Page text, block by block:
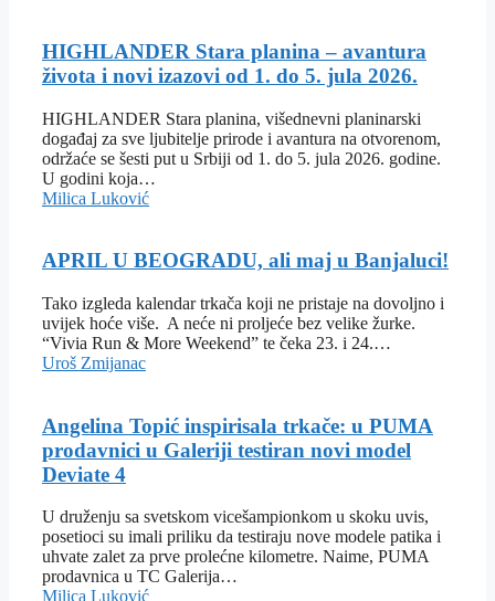
HIGHLANDER Stara planina – avantura
života i novi izazovi od 1. do 5. jula 2026.
HIGHLANDER Stara planina, višednevni planinarski
događaj za sve ljubitelje prirode i avantura na otvorenom,
održaće se šesti put u Srbiji od 1. do 5. jula 2026. godine.
U godini koja…
Milica Luković
APRIL U BEOGRADU, ali maj u Banjaluci!
Tako izgleda kalendar trkača koji ne pristaje na dovoljno i
uvijek hoće više. A neće ni proljeće bez velike žurke.
“Vivia Run & More Weekend” te čeka 23. i 24.…
Uroš Zmijanac
Angelina Topić inspirisala trkače: u PUMA
prodavnici u Galeriji testiran novi model
Deviate 4
U druženju sa svetskom vicešampionkom u skoku uvis,
posetioci su imali priliku da testiraju nove modele patika i
uhvate zalet za prve prolećne kilometre. Naime, PUMA
prodavnica u TC Galerija…
Milica Luković